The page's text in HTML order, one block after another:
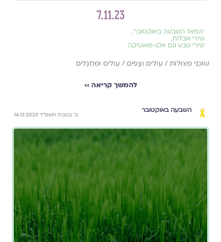
7.11.23
//מאז השבעה באוקטובר,
שירי אבלות,
שירי טבע וגם אקו-פואטיקה
שׁוֹכְנֵי מְצוּלוֹת / עוֹלִים וְצָפִים / עוֹלִים וּמִתְגַּלִּים
להמשך קריאה ››
השבעה באוקטובר
ב׳ בטבת תשפ״ד 14.12.2023